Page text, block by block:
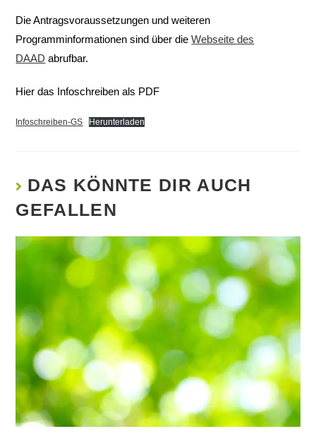
Die Antragsvoraussetzungen und weiteren
Programminformationen sind über dieWebseite des
DAAD abrufbar.
Hier das Infoschreiben als PDF
Infoschreiben-GS Herunterladen
DAS KÖNNTE DIR AUCH
GEFALLEN